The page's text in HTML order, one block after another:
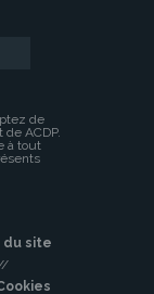
de
ACDP.
à tout
du site